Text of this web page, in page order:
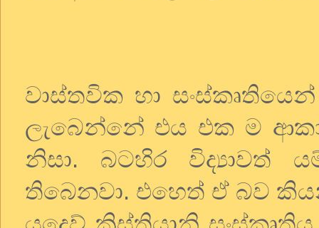
වාස්තවික හා
ලැබෙන්නේ එය එක ම
නිසා. බටහිර විද්‍යාවත්
තිබෙනවා. එහෙත් ඒ බව